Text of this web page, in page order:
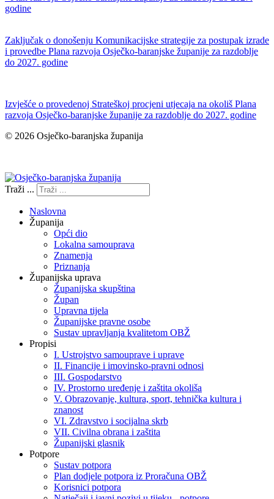
godine
Zaključak o donošenju Komunikacijske strategije za postupak izrade
i provedbe Plana razvoja Osječko-baranjske županije za razdoblje
do 2027. godine
Izvješće o provedenoj Strateškoj procjeni utjecaja na okoliš Plana
razvoja Osječko-baranjske županije za razdoblje do 2027. godine
© 2026 Osječko-baranjska županija
Traži ...
Naslovna
Županija
Opći dio
Lokalna samouprava
Znamenja
Priznanja
Županijska uprava
Županijska skupština
Župan
Upravna tijela
Županijske pravne osobe
Sustav upravljanja kvalitetom OBŽ
Propisi
I. Ustrojstvo samouprave i uprave
II. Financije i imovinsko-pravni odnosi
III. Gospodarstvo
IV. Prostorno uređenje i zaštita okoliša
V. Obrazovanje, kultura, sport, tehnička kultura i
znanost
VI. Zdravstvo i socijalna skrb
VII. Civilna obrana i zaštita
Županijski glasnik
Potpore
Sustav potpora
Plan dodjele potpora iz Proračuna OBŽ
Korisnici potpora